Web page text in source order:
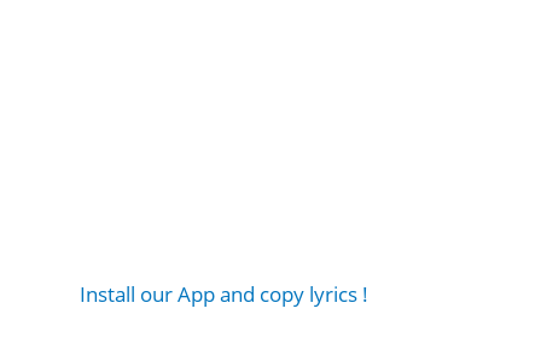
Install our App and copy lyrics !